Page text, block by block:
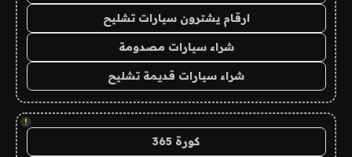
ارقام يشترون سيارات تشليح
شراء سيارات مصدومة
شراء سيارات قديمة تشليح
!
كورة 365